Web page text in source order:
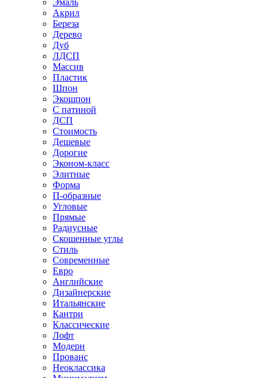
Эмаль
Акрил
Береза
Дерево
Дуб
ЛДСП
Массив
Пластик
Шпон
Экошпон
С патиной
ДСП
Стоимость
Дешевые
Дорогие
Эконом-класс
Элитные
Форма
П-образные
Угловые
Прямые
Радиусные
Скошенные углы
Стиль
Современные
Евро
Английские
Дизайнерские
Итальянские
Кантри
Классические
Лофт
Модерн
Прованс
Неоклассика